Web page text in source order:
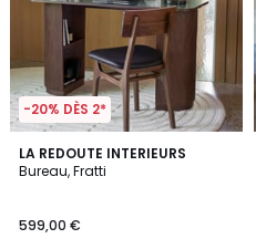
-20% DÈS 2*
LA REDOUTE INTERIEURS
Bureau, Fratti
599,00 €
4,5
/ 5